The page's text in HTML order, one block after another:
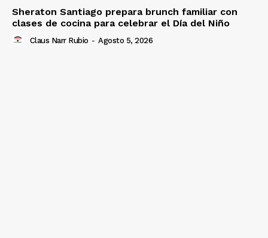
Sheraton Santiago prepara brunch familiar con
clases de cocina para celebrar el Día del Niño
Claus Narr Rubio - Agosto 5, 2026